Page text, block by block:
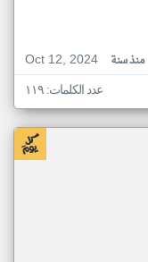
Oct 12, 2024
منذ سنة
عدد الكلمات: ١١٩